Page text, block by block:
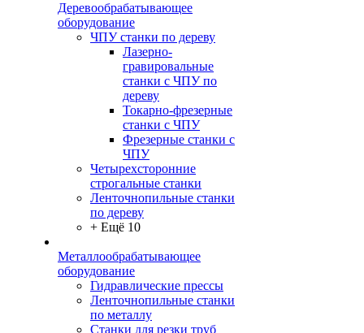
Деревообрабатывающее
оборудование
ЧПУ станки по дереву
Лазерно-
гравировальные
станки с ЧПУ по
дереву
Токарно-фрезерные
станки с ЧПУ
Фрезерные станки с
ЧПУ
Четырехсторонние
строгальные станки
Ленточнопильные станки
по дереву
+ Ещё 10
Металлообрабатывающее
оборудование
Гидравлические прессы
Ленточнопильные станки
по металлу
Станки для резки труб